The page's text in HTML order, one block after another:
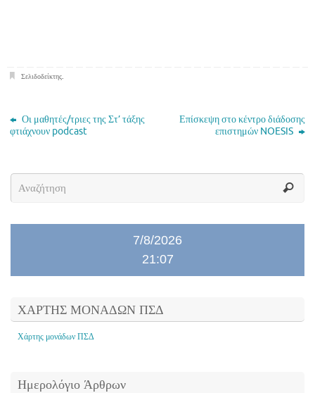
Σελιδοδείκτης.
Οι μαθητές/τριες της Στ’ τάξης
φτιάχνουν podcast
Επίσκεψη στο κέντρο διάδοσης
επιστημών NOESIS
7/8/2026
21:07
ΧΑΡΤΗΣ ΜΟΝΑΔΩΝ ΠΣΔ
Χάρτης μονάδων ΠΣΔ
Ημερολόγιο Άρθρων